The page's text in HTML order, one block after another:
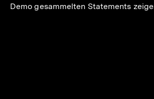
Demo gesammelten Statements